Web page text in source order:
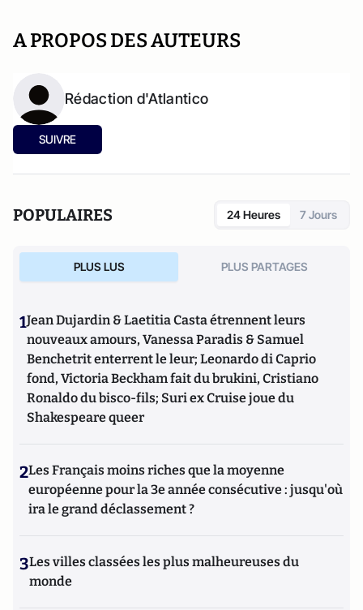
A PROPOS DES AUTEURS
Rédaction d'Atlantico
SUIVRE
POPULAIRES 24 Heures 7 Jours
PLUS LUS PLUS PARTAGES
1Jean Dujardin & Laetitia Casta étrennent leurs
nouveaux amours, Vanessa Paradis & Samuel
Benchetrit enterrent le leur; Leonardo di Caprio
fond, Victoria Beckham fait du brukini, Cristiano
Ronaldo du bisco-fils; Suri ex Cruise joue du
Shakespeare queer
2Les Français moins riches que la moyenne
européenne pour la 3e année consécutive : jusqu'où
ira le grand déclassement ?
3Les villes classées les plus malheureuses du
monde